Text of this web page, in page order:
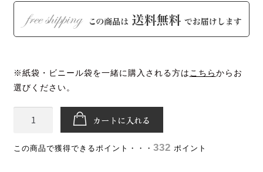
※紙袋・ビニール袋を一緒に購入される方はこちらからお
選びください。
カートに入れる
332 ポイント